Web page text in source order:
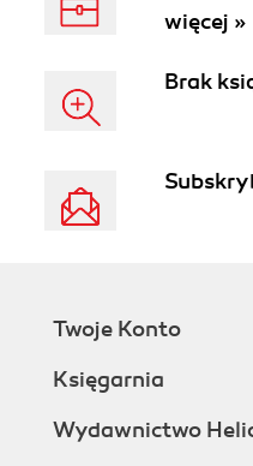
więcej »
Brak
Twoje Konto
Księgarnia
Wydawnictwo